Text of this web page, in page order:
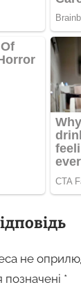
не
позначені *